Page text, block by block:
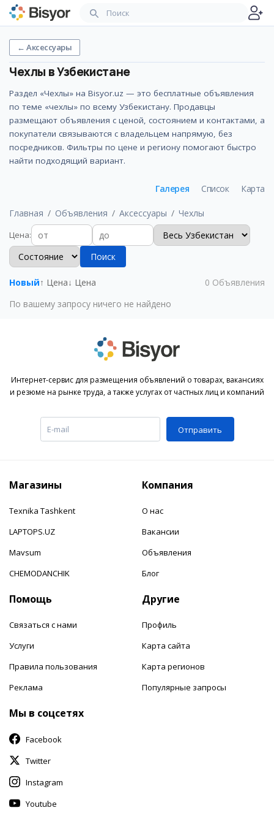
←Аксессуары
Чехлы в Узбекистане
Раздел «Чехлы» на Bisyor.uz — это бесплатные объявления
по теме «чехлы» по всему Узбекистану. Продавцы
размещают объявления с ценой, состоянием и контактами, а
покупатели связываются с владельцем напрямую, без
посредников. Фильтры по цене и региону помогают быстро
найти подходящий вариант.
Главная Объявления Аксессуары Чехлы
Галерея Список Карта
Цена:
Поиск
Новый↑ Цена↓ Цена 0 Объявления
По вашему запросу ничего не найдено
Интернет-сервис для размещения объявлений о товарах, вакансиях
и резюме на рынке труда, а также услугах от частных лиц и компаний
Отправить
Магазины
Texnika Tashkent
LAPTOPS.UZ
Mavsum
CHEMODANCHIK
Компания
О нас
Вакансии
Объявления
Блог
Помощь
Связаться с нами
Услуги
Правила пользования
Реклама
Другие
Профиль
Карта сайта
Карта регионов
Популярные запросы
Мы в соцсетях
Facebook
Twitter
Instagram
Youtube